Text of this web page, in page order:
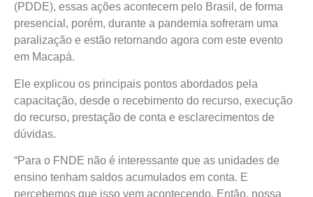
(PDDE), essas ações acontecem pelo Brasil, de forma
presencial, porém, durante a pandemia sofreram uma
paralização e estão retornando agora com este evento
em Macapá.
Ele explicou os principais pontos abordados pela
capacitação, desde o recebimento do recurso, execução
do recurso, prestação de conta e esclarecimentos de
dúvidas.
“Para o FNDE não é interessante que as unidades de
ensino tenham saldos acumulados em conta. E
percebemos que isso vem acontecendo. Então, nossa